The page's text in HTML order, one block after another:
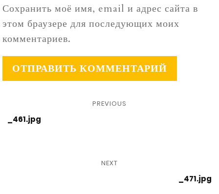
Сохранить моё имя, email и адрес сайта в
этом браузере для последующих моих
комментариев.
PREVIOUS
_461.jpg
NEXT
_471.jpg